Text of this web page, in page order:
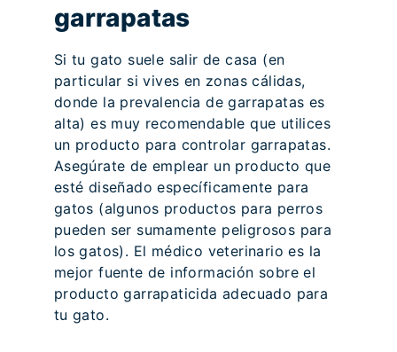
garrapatas
Si tu gato suele salir de casa (en
particular si vives en zonas cálidas,
donde la prevalencia de garrapatas es
alta) es muy recomendable que utilices
un producto para controlar garrapatas.
Asegúrate de emplear un producto que
esté diseñado específicamente para
gatos (algunos productos para perros
pueden ser sumamente peligrosos para
los gatos). El médico veterinario es la
mejor fuente de información sobre el
producto garrapaticida adecuado para
tu gato.